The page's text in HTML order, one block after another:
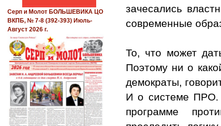
зачесались
современные
То, что может
Поэтому ни о
демократы,
И о системе ПРО.
программе
Серп и Молот БОЛЬШЕВИКА ЦО
ВКПБ, № 7-8 (392-393) Июль-
Август 2026 г.